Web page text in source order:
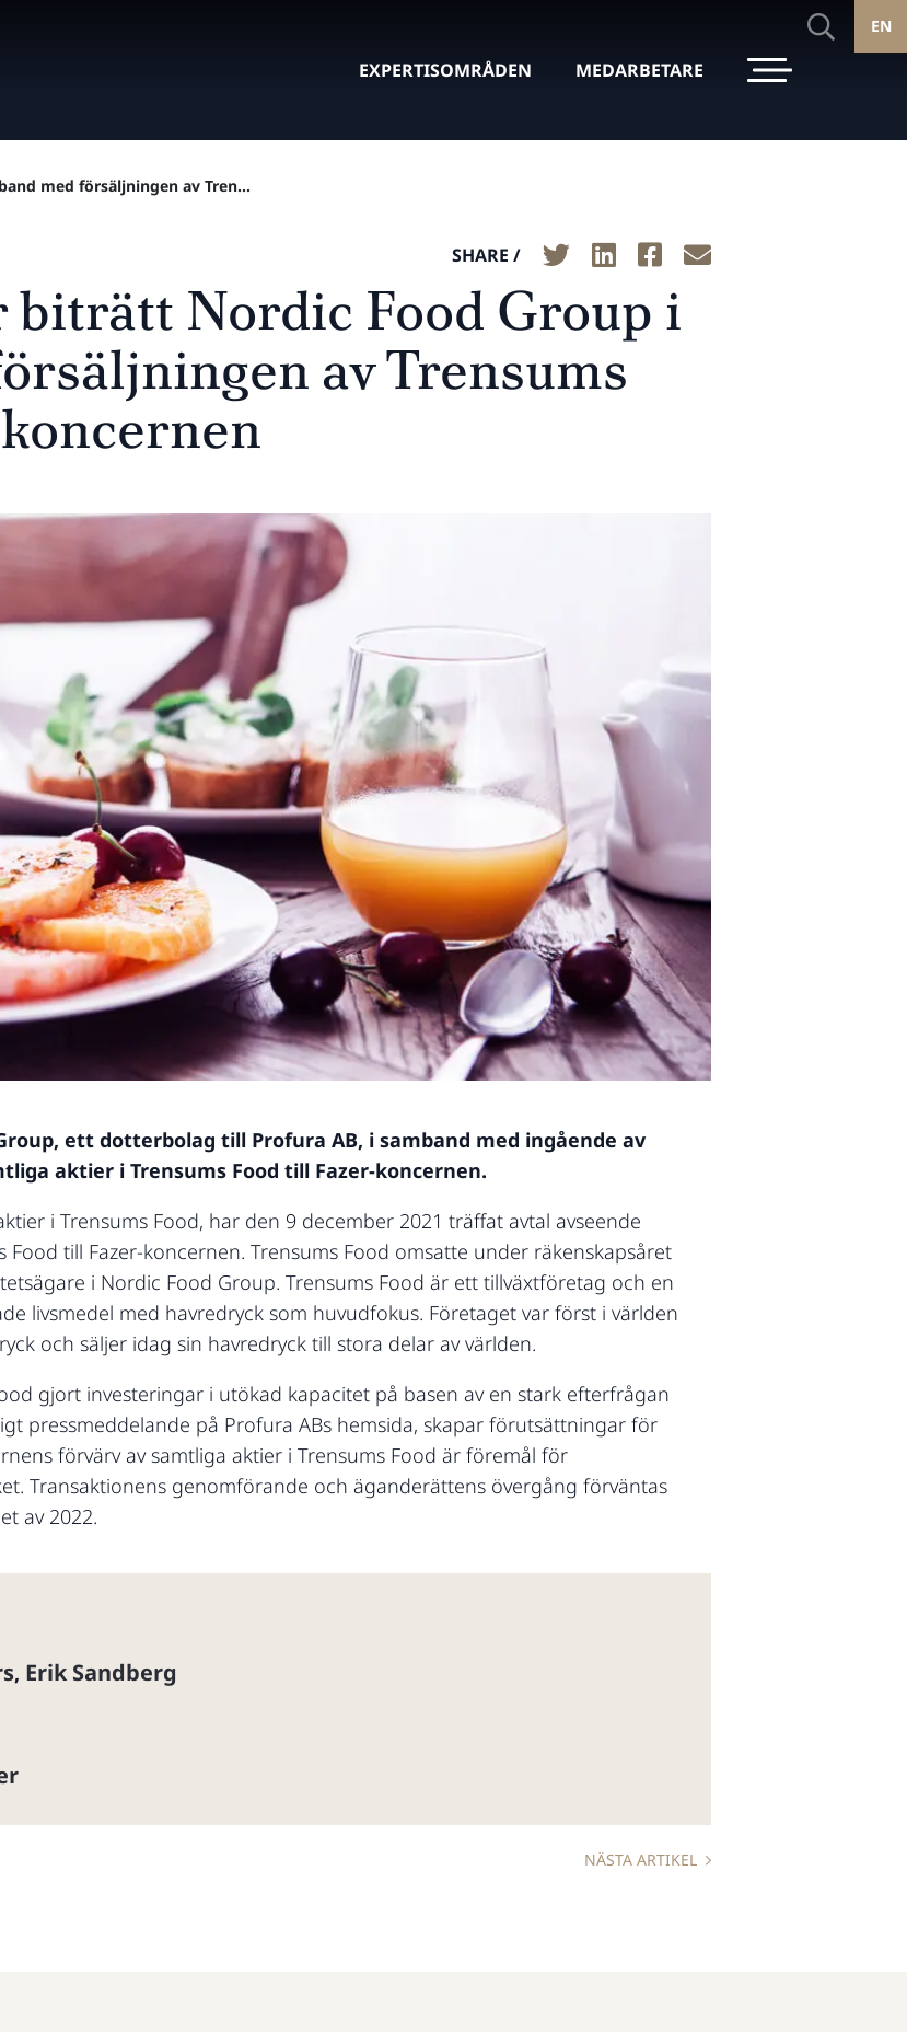
EXPERTISOMRÅDEN MEDARBETARE
EN
med försäljningen av Tren...
SHARE /
Nordic Food Group i
av Trensums
ett dotterbolag till Profura AB, i samband med ingående av
aktier i Trensums Food till Fazer-koncernen.
i Trensums Food, har den 9 december 2021 träffat avtal avseende
Food till Fazer-koncernen. Trensums Food omsatte under räkenskapsåret
i Nordic Food Group. Trensums Food är ett tillväxtföretag och en
livsmedel med havredryck som huvudfokus. Företaget var först i världen
och säljer idag sin havredryck till stora delar av världen.
gjort investeringar i utökad kapacitet på basen av en stark efterfrågan
pressmeddelande på Profura ABs hemsida, skapar förutsättningar för
förvärv av samtliga aktier i Trensums Food är föremål för
Transaktionens genomförande och äganderättens övergång förväntas
av 2022.
, Erik Sandberg
NÄSTA ARTIKEL